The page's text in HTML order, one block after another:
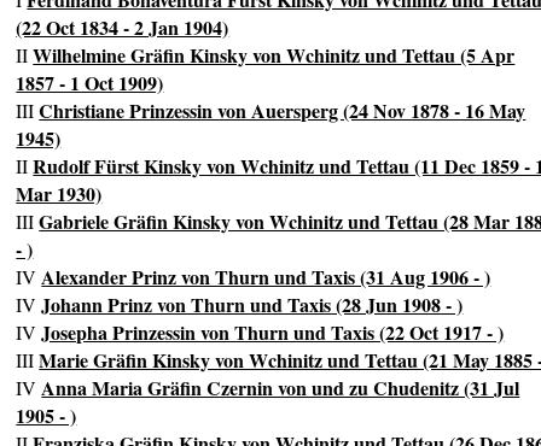
(22 Oct 1834 - 2 Jan 1904)
IIWilhelmine Gräfin Kinsky von Wchinitz und Tettau (5 Apr
1857 - 1 Oct 1909)
IIIChristiane Prinzessin von Auersperg (24 Nov 1878 - 16 May
1945)
IIRudolf Fürst Kinsky von Wchinitz und Tettau (11 Dec 1859 -
Mar 1930)
IIIGabriele Gräfin Kinsky von Wchinitz und Tettau (28 Mar
- )
IVAlexander Prinz von Thurn und Taxis (31 Aug 1906 - )
IVJohann Prinz von Thurn und Taxis (28 Jun 1908 - )
IVJosepha Prinzessin von Thurn und Taxis (22 Oct 1917 - )
IIIMarie Gräfin Kinsky von Wchinitz und Tettau (21 May 1885
IVAnna Maria Gräfin Czernin von und zu Chudenitz (31 Jul
1905 - )